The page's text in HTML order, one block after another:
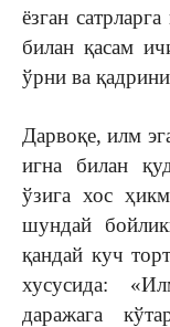
ёзган
билан қасам
ўрни ва
Дарвоқе, илм
игна билан
ўзига хос
шундай
қандай куч
хусусида:
даражага